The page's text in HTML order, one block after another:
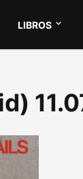
LIBROS